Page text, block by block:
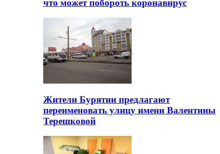
что может побороть коронавирус
Жители Бурятии предлагают
переименовать улицу имени Валентины
Терешковой